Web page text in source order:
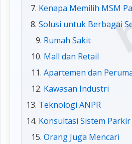
Kenapa Memilih MSM
Solusi untuk Berbagai
Rumah Sakit
Mall dan Retail
Apartemen dan
Kawasan Industri
Teknologi ANPR
Konsultasi Sistem
Orang Juga Mencari